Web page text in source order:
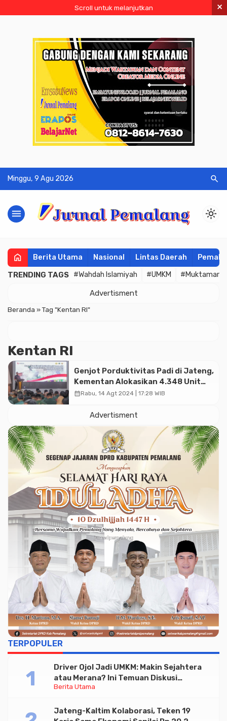
Scroll untuk melanjutkan ×
Minggu, 9 Agu 2026 search
menu light_mode
home Berita Utama Nasional Lintas Daerah
TRENDING TAGS #Wahdah Islamiyah #UMKM #Muktamar
Advertisment
Beranda »Tag "Kentan RI"
Kentan RI
Genjot Porduktivitas Padi di Jateng,
Kementan Alokasikan 4.348 Unit
Pompanisasi
calendar_monthRabu, 14 Agt 2024 | 17:28 WIB
Advertisment
TERPOPULER
Berita Utama
Driver Ojol Jadi UMKM: Makin Sejahtera
atau Merana? Ini Temuan Diskusi
Paramadina
Jateng-Kaltim Kolaborasi, Teken 19